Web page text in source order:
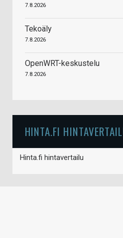
7.8.2026
Tekoäly
7.8.2026
OpenWRT-keskustelu
7.8.2026
HINTA.FI
Hinta.fi hintavertailu